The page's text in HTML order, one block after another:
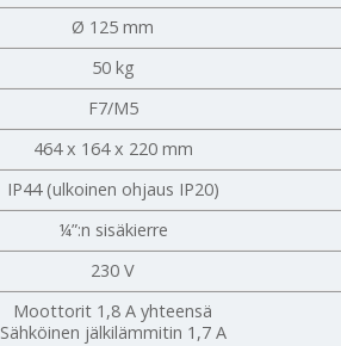
Ø 125 mm
50 kg
F7/M5
464 x 164 x 220 mm
IP44 (ulkoinen ohjaus IP20)
¼”:n sisäkierre
230 V
Moottorit 1,8 A yhteensä
Sähköinen jälkilämmitin 1,7 A